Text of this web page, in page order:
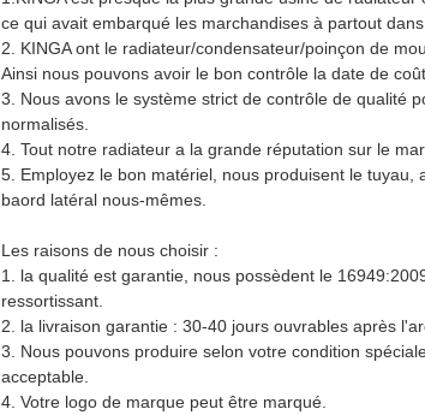
ce qui avait embarqué les marchandises à partout
2. KINGA ont le radiateur/condensateur/poinçon de
Ainsi nous pouvons avoir le bon contrôle la date de
3. Nous avons le système strict de contrôle de qualité
normalisés.
4. Tout notre radiateur a la grande réputation sur le
5. Employez le bon matériel, nous produisent le tuyau,
baord latéral nous-mêmes.
Les raisons de nous choisir :
1. la qualité est garantie, nous possèdent le
ressortissant.
2. la livraison garantie : 30-40 jours ouvrables après
3. Nous pouvons produire selon votre condition
acceptable.
4. Votre logo de marque peut être marqué.